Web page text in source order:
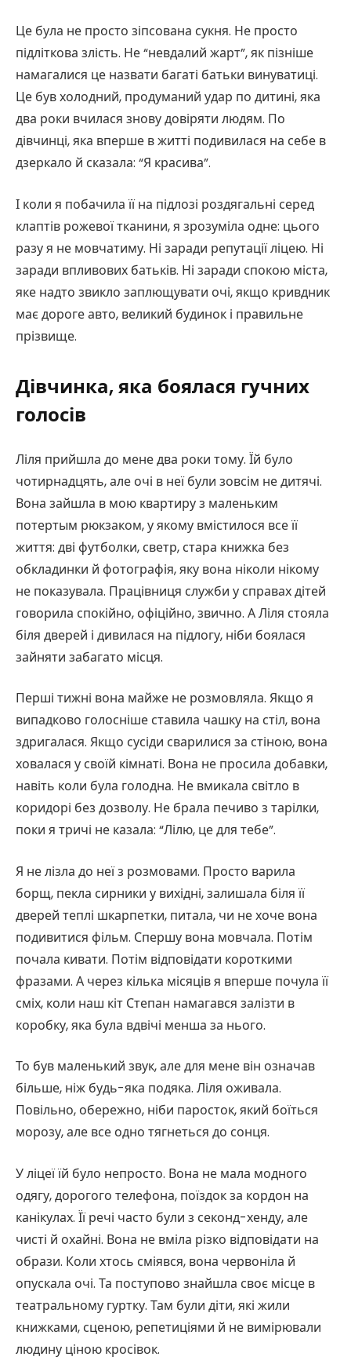
Це була не просто зіпсована сукня. Не просто
підліткова злість. Не “невдалий жарт”, як пізніше
намагалися це назвати багаті батьки винуватиці.
Це був холодний, продуманий удар по дитині, яка
два роки вчилася знову довіряти людям. По
дівчинці, яка вперше в житті подивилася на себе в
дзеркало й сказала: “Я красива”.
І коли я побачила її на підлозі роздягальні серед
клаптів рожевої тканини, я зрозуміла одне: цього
разу я не мовчатиму. Ні заради репутації ліцею. Ні
заради впливових батьків. Ні заради спокою міста,
яке надто звикло заплющувати очі, якщо кривдник
має дороге авто, великий будинок і правильне
прізвище.
Дівчинка, яка боялася гучних
голосів
Ліля прийшла до мене два роки тому. Їй було
чотирнадцять, але очі в неї були зовсім не дитячі.
Вона зайшла в мою квартиру з маленьким
потертым рюкзаком, у якому вмістилося все її
життя: дві футболки, светр, стара книжка без
обкладинки й фотографія, яку вона ніколи нікому
не показувала. Працівниця служби у справах дітей
говорила спокійно, офіційно, звично. А Ліля стояла
біля дверей і дивилася на підлогу, ніби боялася
зайняти забагато місця.
Перші тижні вона майже не розмовляла. Якщо я
випадково голосніше ставила чашку на стіл, вона
здригалася. Якщо сусіди сварилися за стіною, вона
ховалася у своїй кімнаті. Вона не просила добавки,
навіть коли була голодна. Не вмикала світло в
коридорі без дозволу. Не брала печиво з тарілки,
поки я тричі не казала: “Лілю, це для тебе”.
Я не лізла до неї з розмовами. Просто варила
борщ, пекла сирники у вихідні, залишала біля її
дверей теплі шкарпетки, питала, чи не хоче вона
подивитися фільм. Спершу вона мовчала. Потім
почала кивати. Потім відповідати короткими
фразами. А через кілька місяців я вперше почула її
сміх, коли наш кіт Степан намагався залізти в
коробку, яка була вдвічі менша за нього.
То був маленький звук, але для мене він означав
більше, ніж будь-яка подяка. Ліля оживала.
Повільно, обережно, ніби паросток, який боїться
морозу, але все одно тягнеться до сонця.
У ліцеї їй було непросто. Вона не мала модного
одягу, дорогого телефона, поїздок за кордон на
канікулах. Її речі часто були з секонд-хенду, але
чисті й охайні. Вона не вміла різко відповідати на
образи. Коли хтось сміявся, вона червоніла й
опускала очі. Та поступово знайшла своє місце в
театральному гуртку. Там були діти, які жили
книжками, сценою, репетиціями й не вимірювали
людину ціною кросівок.